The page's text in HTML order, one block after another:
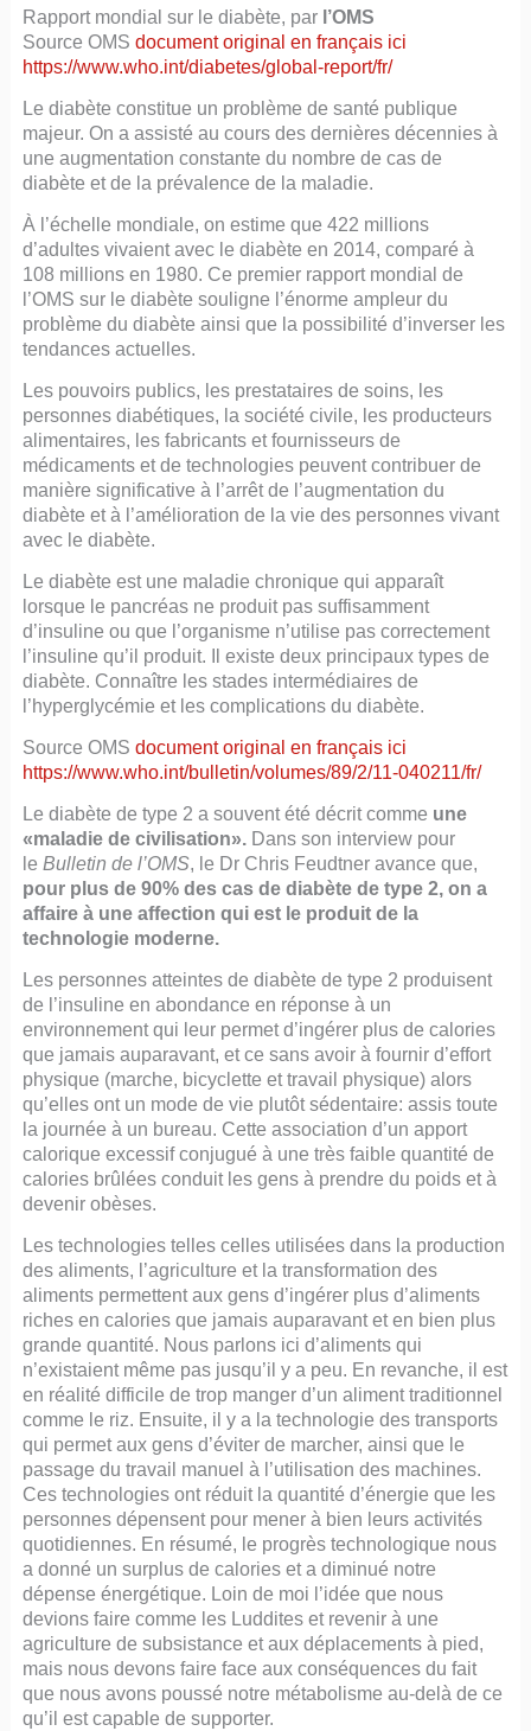
Rapport mondial sur le diabète, par l’OMS
Source OMS document original en français ici
https://www.who.int/diabetes/global-report/fr/
Le diabète constitue un problème de santé publique
majeur. On a assisté au cours des dernières décennies à
une augmentation constante du nombre de cas de
diabète et de la prévalence de la maladie.
À l’échelle mondiale, on estime que 422 millions
d’adultes vivaient avec le diabète en 2014, comparé à
108 millions en 1980. Ce premier rapport mondial de
l’OMS sur le diabète souligne l’énorme ampleur du
problème du diabète ainsi que la possibilité d’inverser les
tendances actuelles.
Les pouvoirs publics, les prestataires de soins, les
personnes diabétiques, la société civile, les producteurs
alimentaires, les fabricants et fournisseurs de
médicaments et de technologies peuvent contribuer de
manière significative à l’arrêt de l’augmentation du
diabète et à l’amélioration de la vie des personnes vivant
avec le diabète.
Le diabète est une maladie chronique qui apparaît
lorsque le pancréas ne produit pas suffisamment
d’insuline ou que l’organisme n’utilise pas correctement
l’insuline qu’il produit. Il existe deux principaux types de
diabète. Connaître les stades intermédiaires de
l’hyperglycémie et les complications du diabète.
Source OMS document original en français ici
https://www.who.int/bulletin/volumes/89/2/11-040211/fr/
Le diabète de type 2 a souvent été décrit comme une
«maladie de civilisation».Dans son interview pour
le Bulletin de l’OMS, le Dr Chris Feudtner avance que,
pour plus de 90% des cas de diabète de type 2, on a
affaire à une affection qui est le produit de la
technologie moderne.
Les personnes atteintes de diabète de type 2 produisent
de l’insuline en abondance en réponse à un
environnement qui leur permet d’ingérer plus de calories
que jamais auparavant, et ce sans avoir à fournir d’effort
physique (marche, bicyclette et travail physique) alors
qu’elles ont un mode de vie plutôt sédentaire: assis toute
la journée à un bureau. Cette association d’un apport
calorique excessif conjugué à une très faible quantité de
calories brûlées conduit les gens à prendre du poids et à
devenir obèses.
Les technologies telles celles utilisées dans la production
des aliments, l’agriculture et la transformation des
aliments permettent aux gens d’ingérer plus d’aliments
riches en calories que jamais auparavant et en bien plus
grande quantité. Nous parlons ici d’aliments qui
n’existaient même pas jusqu’il y a peu. En revanche, il est
en réalité difficile de trop manger d’un aliment traditionnel
comme le riz. Ensuite, il y a la technologie des transports
qui permet aux gens d’éviter de marcher, ainsi que le
passage du travail manuel à l’utilisation des machines.
Ces technologies ont réduit la quantité d’énergie que les
personnes dépensent pour mener à bien leurs activités
quotidiennes. En résumé, le progrès technologique nous
a donné un surplus de calories et a diminué notre
dépense énergétique. Loin de moi l’idée que nous
devions faire comme les Luddites et revenir à une
agriculture de subsistance et aux déplacements à pied,
mais nous devons faire face aux conséquences du fait
que nous avons poussé notre métabolisme au-delà de ce
qu’il est capable de supporter.